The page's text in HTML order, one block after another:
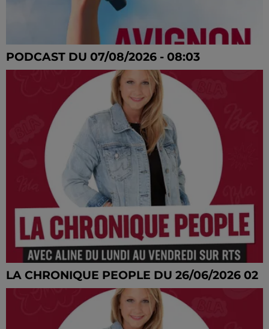
PODCAST DU 07/08/2026 - 08:03
LA CHRONIQUE PEOPLE DU 26/06/2026 02